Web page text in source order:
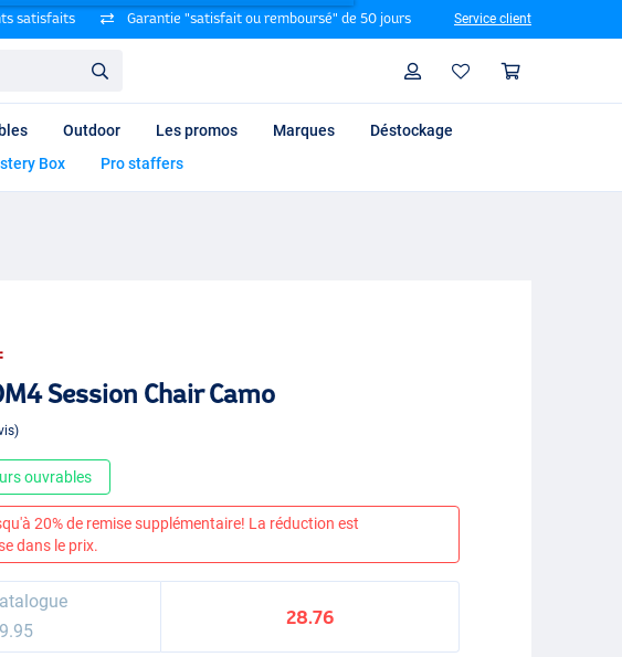
satisfaits Garantie "satisfait ou remboursé" de 50 jours Service client
Profil
Outdoor Les promos Marques
Déstockage
Box Pro staffers
Session Chair Camo
ouvrables
20% de remise supplémentaire! La réduction est
dans le prix.
28.76